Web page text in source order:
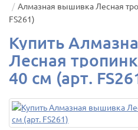
Алмазная вышивка Лесная
FS261)
Купить
Лесная
40 см (арт.